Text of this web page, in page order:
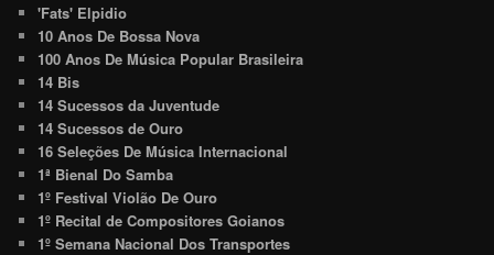
'Fats' Elpidio
10 Anos De Bossa Nova
100 Anos De Música Popular Brasileira
14 Bis
14 Sucessos da Juventude
14 Sucessos de Ouro
16 Seleções De Música Internacional
1ª Bienal Do Samba
1º Festival Violão De Ouro
1º Recital de Compositores Goianos
1º Semana Nacional Dos Transportes